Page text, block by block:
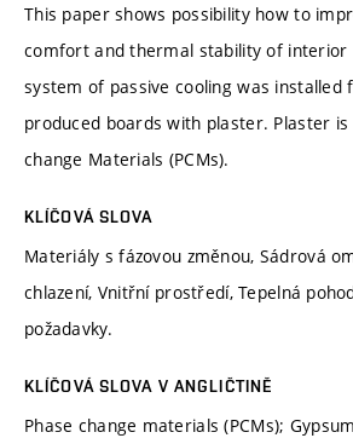
This paper shows possibility how to
comfort and thermal stability of interior
system of passive cooling was installed
produced boards with plaster. Plaster is
change Materials (PCMs).
KLÍČOVÁ SLOVA
Materiály s fázovou změnou, Sádrová
chlazení, Vnitřní prostředí, Tepelná
požadavky.
KLÍČOVÁ SLOVA V ANGLIČTINĚ
Phase change materials (PCMs);